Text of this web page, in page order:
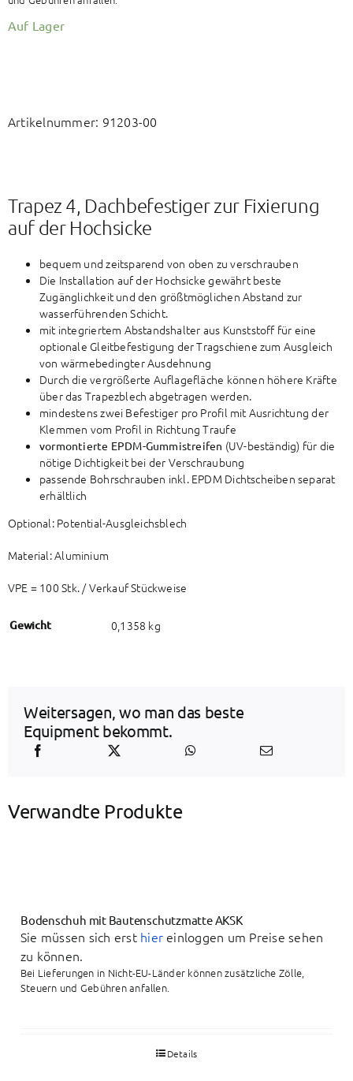
Auf Lager
Artikelnummer: 91203-00
Trapez 4, Dachbefestiger zur Fixierung
auf der Hochsicke
bequem und zeitsparend von oben zu verschrauben
Die Installation auf der Hochsicke gewährt beste
Zugänglichkeit und den größtmöglichen Abstand zur
wasserführenden Schicht.
mit integriertem Abstandshalter aus Kunststoff für eine
optionale Gleitbefestigung der Tragschiene zum Ausgleich
von wärmebedingter Ausdehnung
Durch die vergrößerte Auflagefläche können höhere Kräfte
über das Trapezblech abgetragen werden.
mindestens zwei Befestiger pro Profil mit Ausrichtung der
Klemmen vom Profil in Richtung Traufe
vormontierte EPDM-Gummistreifen (UV-beständig) für die
nötige Dichtigkeit bei der Verschraubung
passende Bohrschrauben inkl. EPDM Dichtscheiben separat
erhältlich
Optional: Potential-Ausgleichsblech
Material: Aluminium
VPE = 100 Stk. / Verkauf Stückweise
Gewicht 0,1358 kg
Weitersagen, wo man das beste
Equipment bekommt.
Verwandte Produkte
Bodenschuh mit Bautenschutzmatte AKSK
Sie müssen sich erst hier einloggen um Preise sehen
zu können.
Bei Lieferungen in Nicht-EU-Länder können zusätzliche Zölle,
Steuern und Gebühren anfallen.
Details